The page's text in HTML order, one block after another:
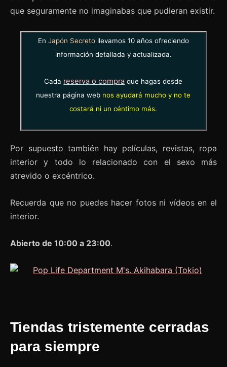
que seguramente no imaginabas que pudieran existir.
En Japón Secretollevamos 10 años ofreciendo
información detallada y actualizada.
Cada reserva o compra que hagas desde
nuestra página web nos ayudará mucho y no te
costará ni un céntimo más.
Por supuesto también hay películas, revistas, ropa
interior y todo lo relacionado con el sexo más
atrevido o excéntrico.
Recuerda que no puedes hacer fotos ni vídeos en el
interior.
Abierto de 10:00 a 23:00.
Tiendas tristemente cerradas
para siempre